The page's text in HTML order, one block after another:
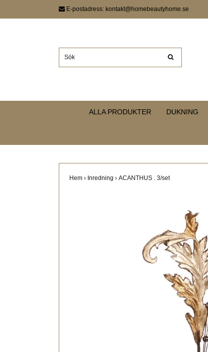
E-postadress: kontakt@homebeautyhome.se
ALLA PRODUKTER DUKNING
Hem › Inredning › ACANTHUS . 3/set